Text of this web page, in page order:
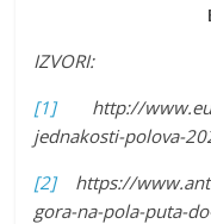
IZVORI:
[1]http://
jednakosti-polova-
[2]https://
gora-na-pola-puta-